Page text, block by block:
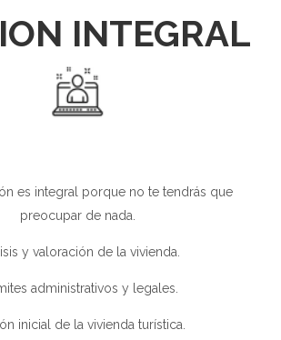
INTEGRAL
es integral porque no te tendrás que
preocupar de nada.
y valoración de la vivienda.
administrativos y legales.
inicial de la vivienda turística.